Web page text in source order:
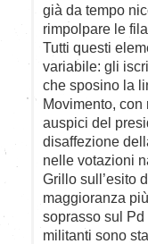
già da tempo
rimpolpare le
Tutti questi
variabile: gli
che sposino la
Movimento,
auspici del
disaffezione
nelle votazioni
Grillo sull’esito
maggioranza
soprasso sul
militanti sono